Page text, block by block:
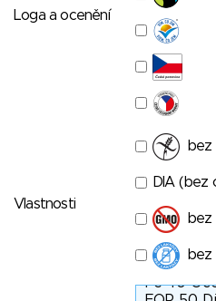
Loga a ocenění
Vlastnosti
bez
DIA (bez
bez
bez